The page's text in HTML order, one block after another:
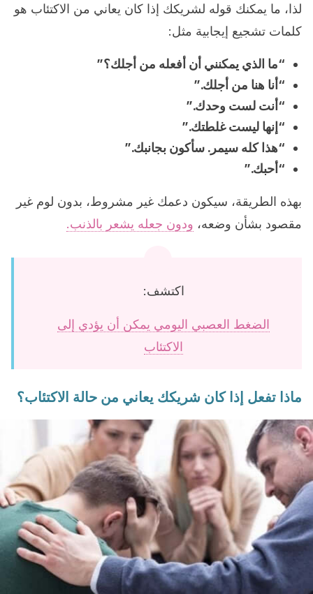
لذا، ما يمكنك قوله لشريكك إذا كان يعاني من الاكتئاب هو
كلمات تشجيع إيجابية مثل:
“ما الذي يمكنني أن أفعله من أجلك؟”
“أنا هنا من أجلك.”
“أنت لست وحدك.”
“إنها ليست غلطتك.”
“هذا كله سيمر. سأكون بجانبك.”
“أحبك.”
بهذه الطريقة، سيكون دعمك غير مشروط، بدون لوم غير
مقصود بشأن وضعه، ودون جعله يشعر بالذنب.
اكتشف:
الضغط العصبي اليومي يمكن أن يؤدي إلى
الاكتئاب
ماذا تفعل إذا كان شريكك يعاني من حالة الاكتئاب؟